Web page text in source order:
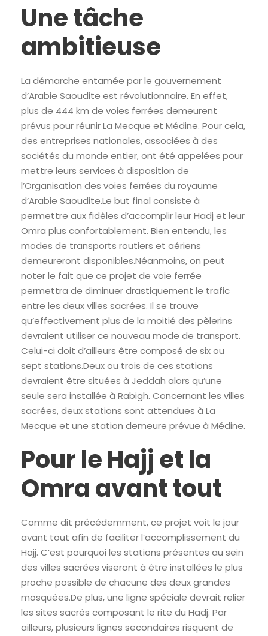
Une tâche
ambitieuse
La démarche entamée par le gouvernement
d’Arabie Saoudite est révolutionnaire. En effet,
plus de 444 km de voies ferrées demeurent
prévus pour réunir La Mecque et Médine. Pour cela,
des entreprises nationales, associées à des
sociétés du monde entier, ont été appelées pour
mettre leurs services à disposition de
l’Organisation des voies ferrées du royaume
d’Arabie Saoudite.Le but final consiste à
permettre aux fidèles d’accomplir leur Hadj et leur
Omra plus confortablement. Bien entendu, les
modes de transports routiers et aériens
demeureront disponibles.Néanmoins, on peut
noter le fait que ce projet de voie ferrée
permettra de diminuer drastiquement le trafic
entre les deux villes sacrées. Il se trouve
qu’effectivement plus de la moitié des pèlerins
devraient utiliser ce nouveau mode de transport.
Celui-ci doit d’ailleurs être composé de six ou
sept stations.Deux ou trois de ces stations
devraient être situées à Jeddah alors qu’une
seule sera installée à Rabigh. Concernant les villes
sacrées, deux stations sont attendues à La
Mecque et une station demeure prévue à Médine.
Pour le Hajj et la
Omra avant tout
Comme dit précédemment, ce projet voit le jour
avant tout afin de faciliter l’accomplissement du
Hajj. C’est pourquoi les stations présentes au sein
des villes sacrées viseront à être installées le plus
proche possible de chacune des deux grandes
mosquées.De plus, une ligne spéciale devrait relier
les sites sacrés composant le rite du Hadj. Par
ailleurs, plusieurs lignes secondaires risquent de